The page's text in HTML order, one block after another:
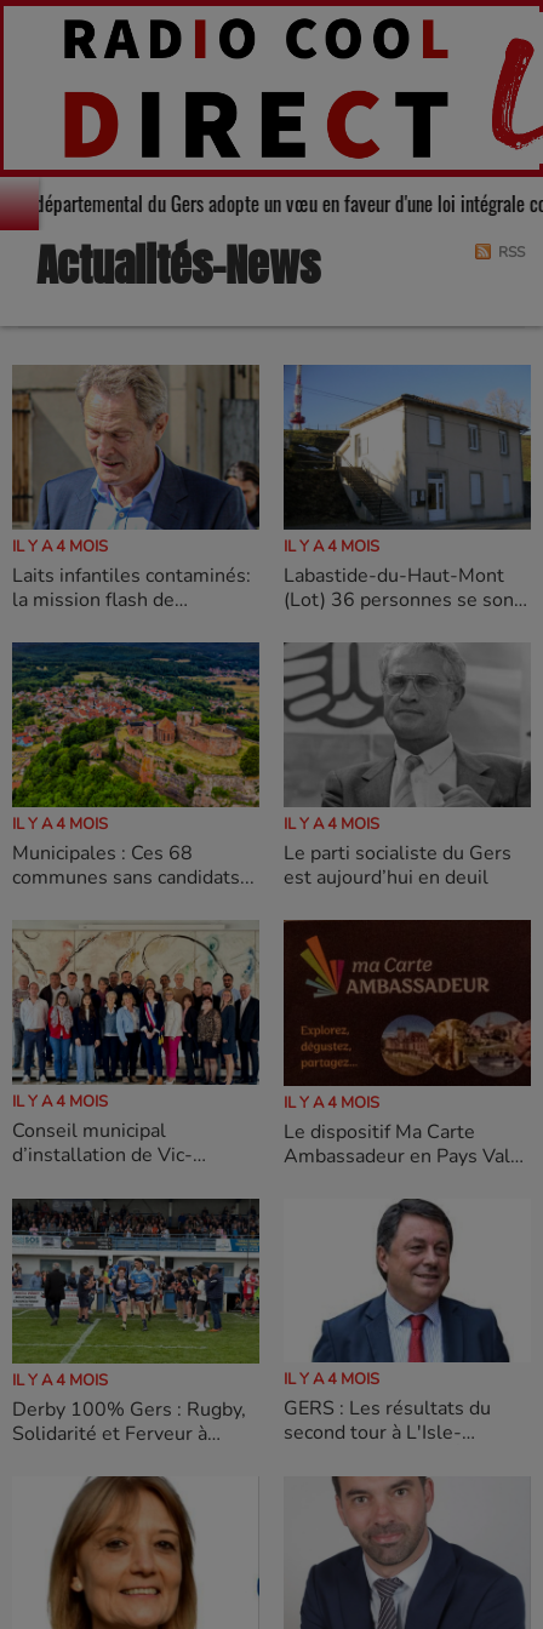
: Le Conseil départemental du Gers adopte un vœu en faveur d'une
Actualités-News RSS
IL Y A 4 MOIS
Laits infantiles contaminés:
la mission flash de
démarre aujourd'hui
IL Y A 4 MOIS
Labastide-du-Haut-Mont
(Lot) 36 personnes se sont
IL Y A 4 MOIS
Municipales : Ces 68
communes sans candidats...
IL Y A 4 MOIS
Le parti socialiste du Gers
est aujourd’hui en deuil
IL Y A 4 MOIS
Conseil municipal
d’installation de Vic-
IL Y A 4 MOIS
Le dispositif Ma Carte
Ambassadeur en Pays Val
Gascogne fête déjà ses 1
IL Y A 4 MOIS
Derby 100% Gers : Rugby,
Solidarité et Ferveur à
IL Y A 4 MOIS
GERS : Les résultats du
second tour à L'Isle-
Bizard